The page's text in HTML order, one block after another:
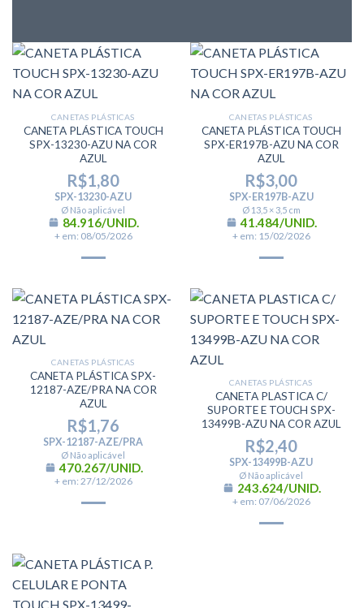
CANETAS PLÁSTICAS
CANETA PLÁSTICA TOUCH
SPX-13230-AZU NA COR
AZUL
R$1,80
SPX-13230-AZU
Ø Não aplicável
84.916/UNID.
+ em: 08/05/2026
CANETAS PLÁSTICAS
CANETA PLÁSTICA TOUCH
SPX-ER197B-AZU NA COR
AZUL
R$3,00
SPX-ER197B-AZU
Ø 13,5 × 3,5 cm
41.484/UNID.
+ em: 15/02/2026
CANETAS PLÁSTICAS
CANETA PLÁSTICA SPX-
12187-AZE/PRA NA COR
AZUL
R$1,76
SPX-12187-AZE/PRA
Ø Não aplicável
470.267/UNID.
+ em: 27/12/2026
CANETAS PLÁSTICAS
CANETA PLASTICA C/
SUPORTE E TOUCH SPX-
13499B-AZU NA COR AZUL
R$2,40
SPX-13499B-AZU
Ø Não aplicável
243.624/UNID.
+ em: 07/06/2026